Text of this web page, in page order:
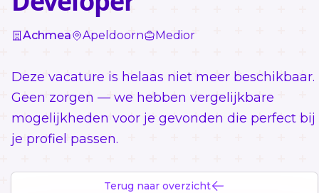
Achmea Apeldoorn Medior
Deze vacature is helaas niet meer beschikbaar.
Geen zorgen — we hebben vergelijkbare
mogelijkheden voor je gevonden die perfect bij
je profiel passen.
Terug naar overzicht